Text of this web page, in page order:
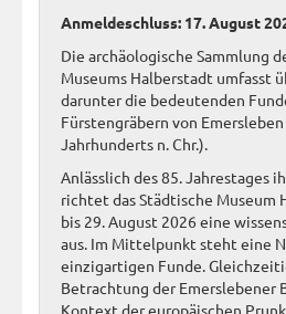
Anmeldeschluss: 17. August
Die archäologische Sammlung
Museums Halberstadt umfasst
darunter die bedeutenden
Fürstengräbern von
Jahrhunderts n. Chr.).
Anlässlich des 85. Jahrestages
richtet das Städtische Museum
bis 29. August 2026 eine
aus. Im Mittelpunkt steht eine
einzigartigen Funde.
Betrachtung der Emerslebener
Kontext der europäischen